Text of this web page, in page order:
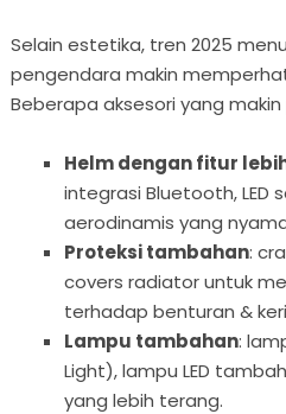
Selain estetika, tren 2025
pengendara makin
Beberapa aksesori yang makin
Helm dengan fitur
integrasi Bluetooth, LED
aerodinamis yang
Proteksi tambahan:
covers radiator untuk
terhadap benturan &
Lampu tambahan:
Light), lampu LED
yang lebih terang.